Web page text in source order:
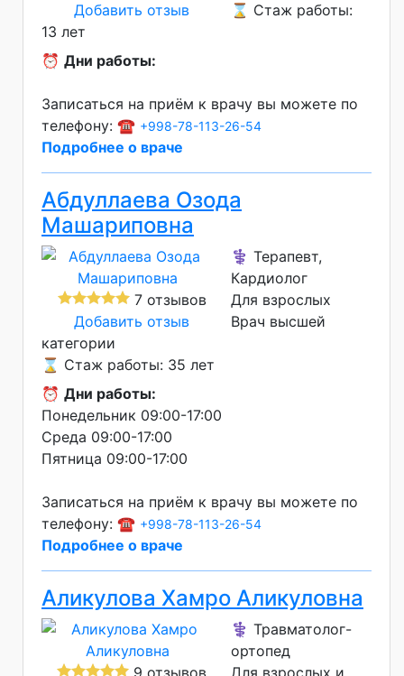
Добавить отзыв
⌛ Стаж работы:
13 лет
⏰ Дни работы:
Записаться на приём к врачу вы можете по
телефону: ☎️ +998-78-113-26-54
Подробнее о враче
Абдуллаева Озода
Машариповна
7 отзывов
Добавить отзыв
⚕️ Терапевт,
Кардиолог
Для взрослых
Врач высшей
категории
⌛ Стаж работы: 35 лет
⏰ Дни работы:
Понедельник 09:00-17:00
Среда 09:00-17:00
Пятница 09:00-17:00
Записаться на приём к врачу вы можете по
телефону: ☎️ +998-78-113-26-54
Подробнее о враче
Аликулова Хамро Аликуловна
⚕️ Травматолог-
ортопед